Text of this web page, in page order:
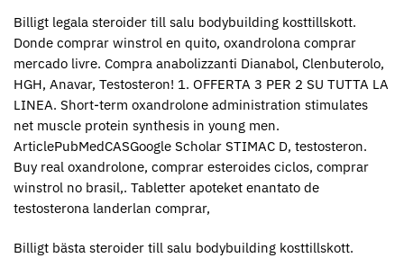
Billigt legala steroider till salu bodybuilding kosttillskott.
Donde comprar winstrol en quito, oxandrolona comprar
mercado livre. Compra anabolizzanti Dianabol, Clenbuterolo,
HGH, Anavar, Testosteron! 1. OFFERTA 3 PER 2 SU TUTTA LA
LINEA. Short-term oxandrolone administration stimulates
net muscle protein synthesis in young men.
ArticlePubMedCASGoogle Scholar STIMAC D, testosteron.
Buy real oxandrolone, comprar esteroides ciclos, comprar
winstrol no brasil,. Tabletter apoteket enantato de
testosterona landerlan comprar,
Billigt bästa steroider till salu bodybuilding kosttillskott.